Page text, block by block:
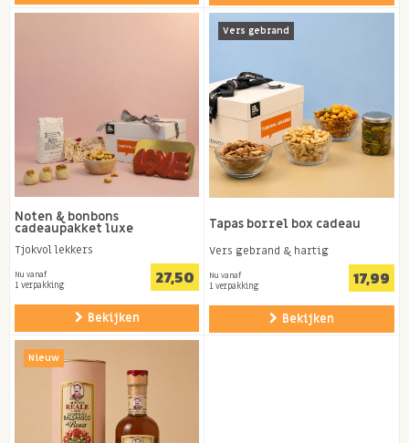
Noten & bonbons
cadeaupakket luxe
Tjokvol lekkers
Nu vanaf
1 verpakking 27,50
Bekijken
Vers gebrand
Tapas borrel box cadeau
Vers gebrand & hartig
Nu vanaf
1 verpakking 17,99
Bekijken
Nieuw